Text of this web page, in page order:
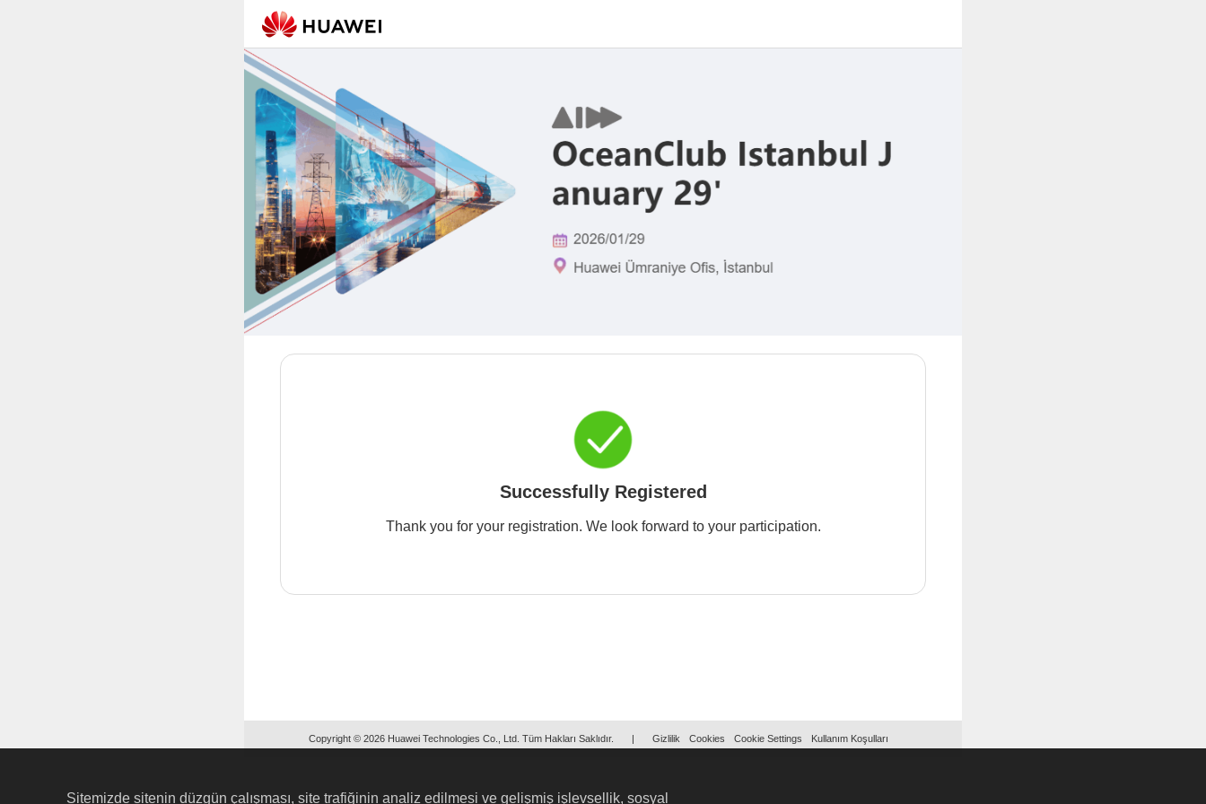
Successfully Registered
Thank you for your registration. We look forward to your participation.
Copyright © 2026 Huawei Technologies Co., Ltd. Tüm Hakları Saklıdır. | Gizlilik Cookies Cookie Settings Kullanım Koşulları
Sitemizde sitenin düzgün çalışması, site trafiğinin analiz edilmesi ve gelişmiş işlevsellik, sosyal